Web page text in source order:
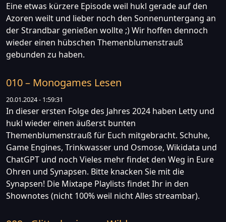
Eine etwas kürzere Episode weil hukl gerade auf den
Azoren weilt und lieber noch den Sonnenuntergang an
der Strandbar genießen wollte ;) Wir hoffen dennoch
wieder einen hübschen Themenblumenstrauß
gebunden zu haben.
010 – Monogames Lesen
20.01.2024 - 1:59:31
In dieser ersten Folge des Jahres 2024 haben Letty und
hukl wieder einen äußerst bunten
Themenblumenstrauß für Euch mitgebracht. Schuhe,
Game Engines, Trinkwasser und Osmose, Wikidata und
ChatGPT und noch Vieles mehr findet den Weg in Eure
Ohren und Synapsen. Bitte knacken Sie mit die
Synapsen! Die Mixtape Playlists findet Ihr in den
Shownotes (nicht 100% weil nicht Alles streambar).